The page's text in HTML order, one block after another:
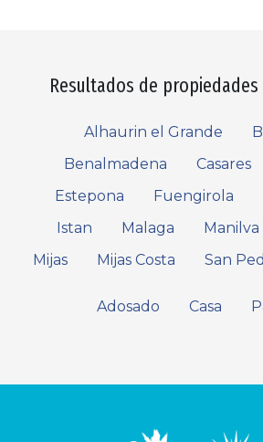
Resultados de
Alhaurin el Grande
Benalmadena
Casares
Estepona
Fuengirola
Istan
Malaga Manilva
Mijas
Mijas Costa San
Adosado Casa